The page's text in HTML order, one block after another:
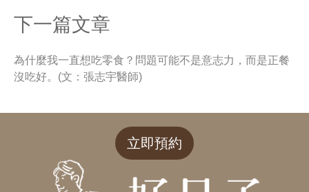
下一篇文章
為什麼我一直想吃零食？問題可能不是意志力，而是正餐
沒吃好。(文：張志宇醫師)
立即預約